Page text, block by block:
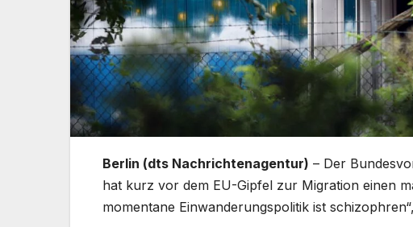
Berlin (dts Nachrichtenagentur) – Der
hat kurz vor dem EU-Gipfel zur Migration einen
momentane Einwanderungspolitik ist